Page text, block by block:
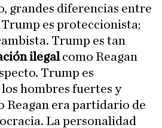
grandes diferencias entre
Trump es proteccionista;
Trump es tan
ilegalcomo Reagan
Trump es
hombres fuertes y
Reagan era partidario de
La personalidad